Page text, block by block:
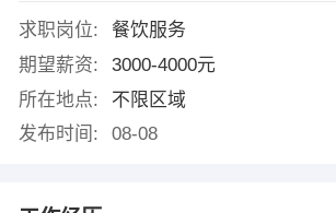
求职岗位:
餐饮服务
期望薪资:
3000-4000元
所在地点:
不限区域
发布时间:
08-08